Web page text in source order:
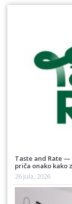
Taste and Rate
priča onako kako
26 Jula, 2026